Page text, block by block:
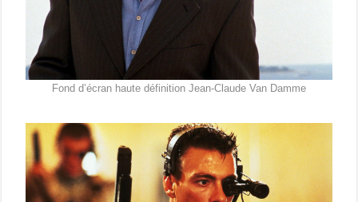
Fond d’écran haute définition Jean-Claude Van Damme